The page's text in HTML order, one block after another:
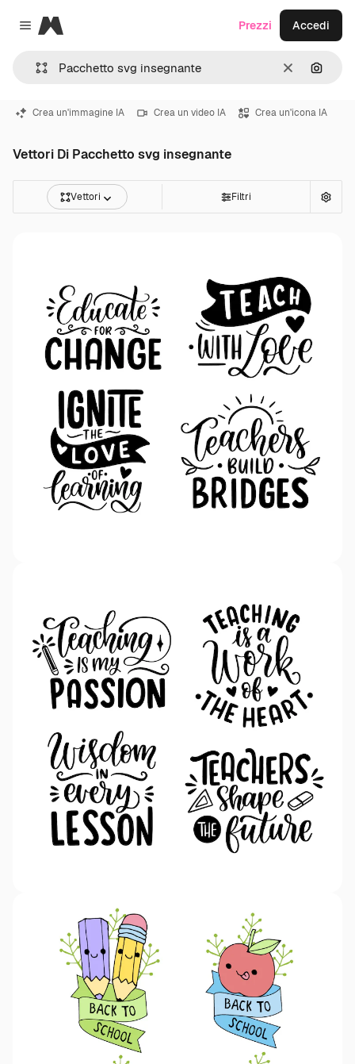
Close menu
Magnific
CancellaCerca
Prezzi Accedi
Crea un'immagine IA Crea un video IA Crea un'icona IA
Vettori Di Pacchetto svg insegnante
Vettori Filtri